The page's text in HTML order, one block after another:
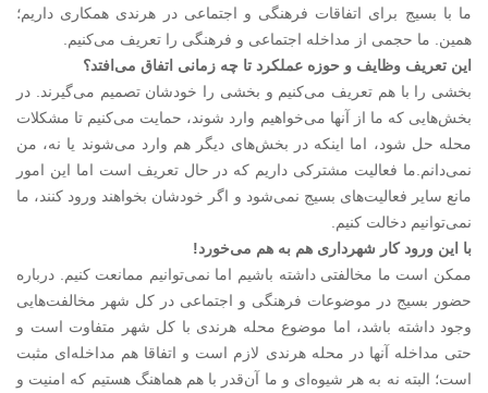
ما با بسیج برای اتفاقات فرهنگی و اجتماعی در هرندی همکاری داریم؛
همین. ما حجمی از مداخله اجتماعی و فرهنگی را تعریف می‌کنیم.
‌این تعریف وظایف و حوزه عملکرد تا چه زمانی اتفاق می‌افتد؟
بخشی را با هم تعریف می‌کنیم و بخشی را خودشان تصمیم می‌گیرند. در
بخش‌هایی که ما از آنها می‌خواهیم وارد شوند، حمایت می‌کنیم تا مشکلات
محله حل شود، اما اینکه در بخش‌های دیگر هم وارد می‌شوند یا نه، من
نمی‌‌دانم.ما فعالیت مشترکی داریم که در حال تعریف است اما این امور
مانع سایر فعالیت‌های بسیج نمی‌‌شود و اگر خودشان بخواهند ورود کنند، ما
نمی‌‌توانیم دخالت کنیم.
با این ورود کار شهرداری هم به هم می‌خورد!
ممکن است ما مخالفتی داشته باشیم اما نمی‌توانیم ممانعت کنیم. درباره
حضور بسیج در موضوعات فرهنگی و اجتماعی در کل شهر مخالفت‌هایی
وجود داشته باشد، اما موضوع محله هرندی با کل شهر متفاوت است و
حتی مداخله آنها در محله هرندی لازم است و اتفاقا هم مداخله‌ای مثبت
است؛ البته نه به هر شیوه‌ای و ما آن‌قدر با هم هماهنگ هستیم که امنیت و